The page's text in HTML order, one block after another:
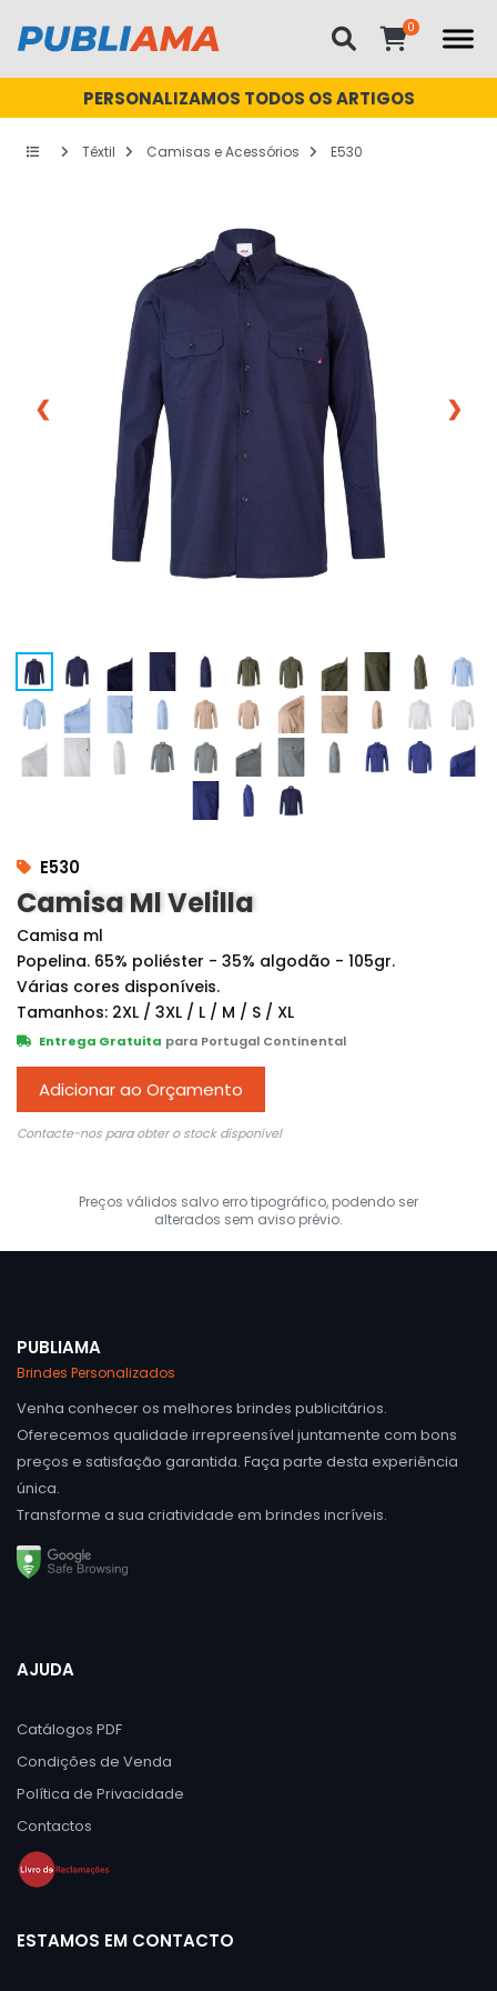
PERSONALIZAMOS TODOS OS ARTIGOS
Têxtil Camisas e Acessórios E530
❮ ❯
E530
Camisa Ml Velilla
Camisa ml
Popelina. 65% poliéster - 35% algodão - 105gr.
Várias cores disponíveis.
Tamanhos: 2XL / 3XL / L / M / S / XL
Entrega Gratuita para Portugal Continental
Adicionar ao Orçamento
Contacte-nos para obter o stock disponível
Preços válidos salvo erro tipográfico, podendo ser
alterados sem aviso prévio.
PUBLIAMA
Brindes Personalizados
Venha conhecer os melhores brindes publicitários.
Oferecemos qualidade irrepreensível juntamente com bons
preços e satisfação garantida. Faça parte desta experiência
única.
Transforme a sua criatividade em brindes incríveis.
AJUDA
Catálogos PDF
Condições de Venda
Política de Privacidade
Contactos
ESTAMOS EM CONTACTO